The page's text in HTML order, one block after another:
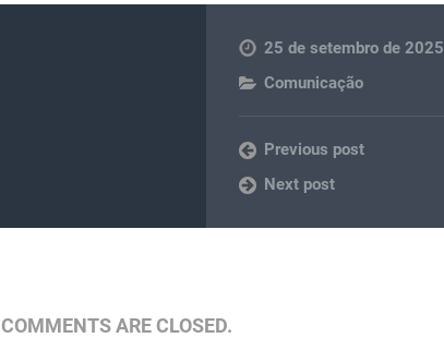
25 de setembro de 2025
Comunicação
Previous post
Next post
COMMENTS ARE CLOSED.